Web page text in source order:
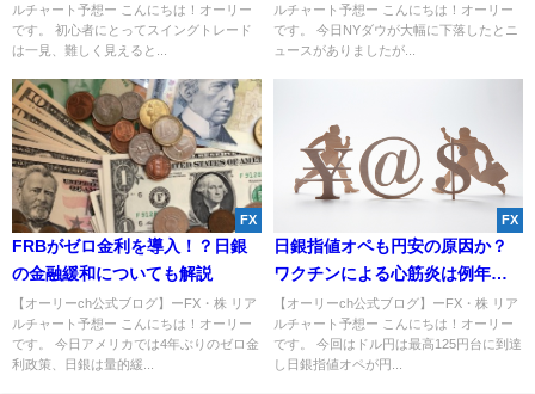
ルチャート予想ー こんにちは！オーリー
です。 初心者にとってスイングトレード
は一見、難しく見えると...
ルチャート予想ー こんにちは！オーリー
です。 今日NYダウが大幅に下落したとニ
ュースがありましたが...
FX
FRBがゼロ金利を導入！？日銀
の金融緩和についても解説
【オーリーch公式ブログ】ーFX・株 リア
ルチャート予想ー こんにちは！オーリー
です。 今日アメリカでは4年ぶりのゼロ金
利政策、日銀は量的緩...
FX
日銀指値オペも円安の原因か？
ワクチンによる心筋炎は例年の
約155倍に増加へ。
【オーリーch公式ブログ】ーFX・株 リア
ルチャート予想ー こんにちは！オーリー
です。 今回はドル円は最高125円台に到達
し日銀指値オペが円...